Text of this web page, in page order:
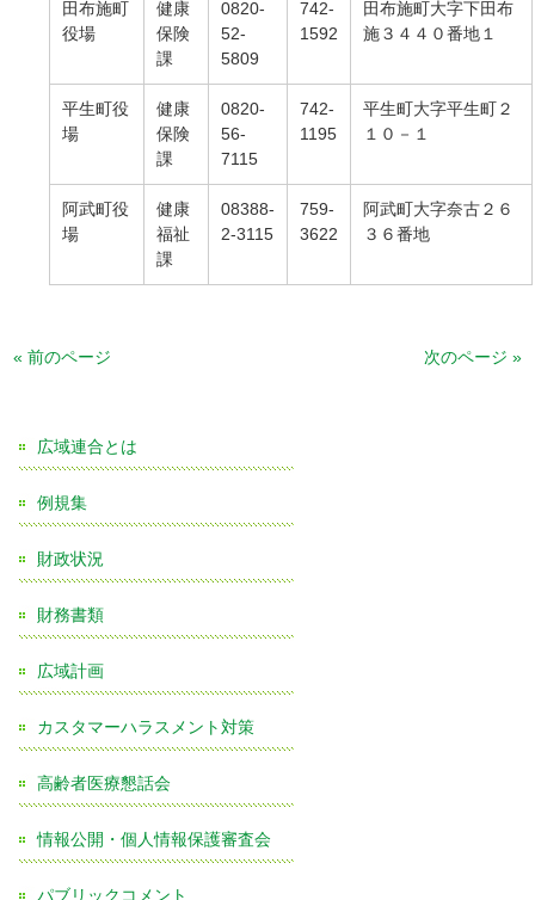
田布施町
役場
健康
保険
課
0820-
52-
5809
742-
1592
田布施町大字下田布
施３４４０番地１
平生町役
場
健康
保険
課
0820-
56-
7115
742-
1195
平生町大字平生町２
１０－１
阿武町役
場
健康
福祉
課
08388-
2-3115
759-
3622
阿武町大字奈古２６
３６番地
« 前のページ 次のページ »
広域連合とは
例規集
財政状況
財務書類
広域計画
カスタマーハラスメント対策
高齢者医療懇話会
情報公開・個人情報保護審査会
パブリックコメント